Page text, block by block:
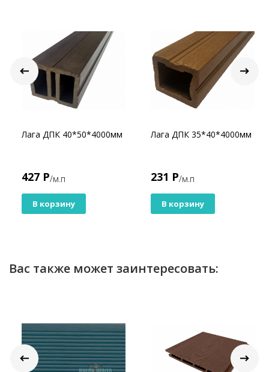
Лага ДПК 40*50*4000мм
427 Р/м.п
В корзину
Лага ДПК 35*40*4000мм
231 Р/м.п
В корзину
Вас также может заинтересовать: